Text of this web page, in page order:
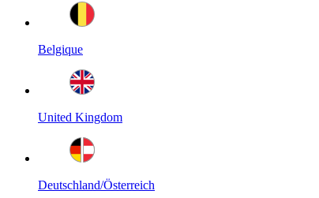
Belgique
United Kingdom
Deutschland/Österreich